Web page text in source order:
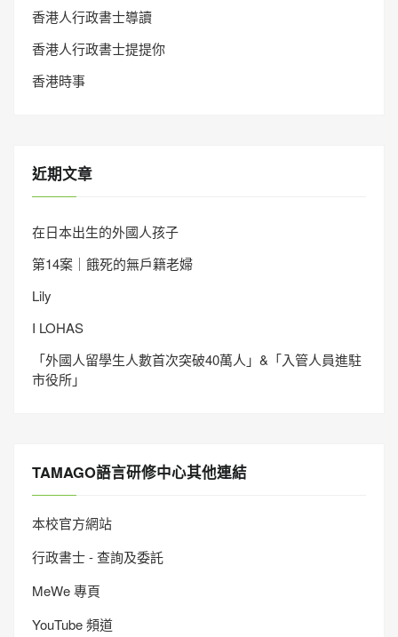
香港人行政書士導讀
香港人行政書士提提你
香港時事
近期文章
在日本出生的外國人孩子
第14案｜餓死的無戶籍老婦
Lily
I LOHAS
「外國人留學生人數首次突破40萬人」&「入管人員進駐
市役所」
TAMAGO語言研修中心其他連結
本校官方網站
行政書士 - 查詢及委託
MeWe 專頁
YouTube 頻道